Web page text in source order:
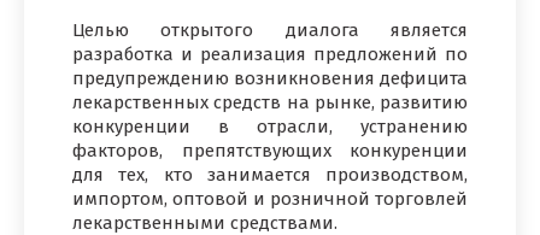
Целью открытого диалога является
разработка и реализация предложений по
предупреждению возникновения дефицита
лекарственных средств на рынке, развитию
конкуренции в отрасли, устранению
факторов, препятствующих конкуренции
для тех, кто занимается производством,
импортом, оптовой и розничной торговлей
лекарственными средствами.